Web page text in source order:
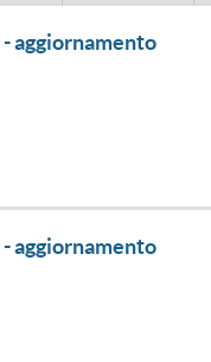
aggiornamento
aggiornamento